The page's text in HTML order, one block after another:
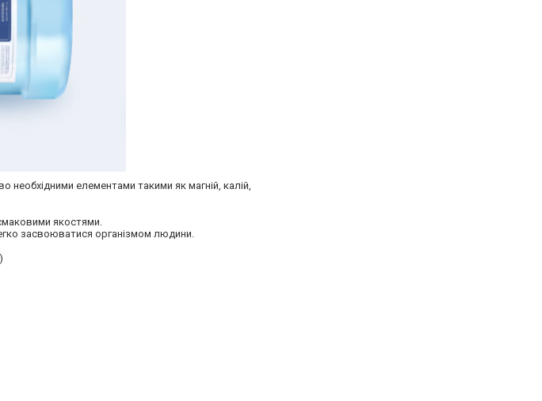
елементами такими як магній, калій,
якостями.
засвоюватися організмом людини.